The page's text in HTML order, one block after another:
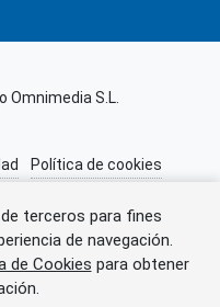
terceros para fines
de navegación.
de Cookies para obtener
anuncio.
Omnimedia S.L.
Política de cookies